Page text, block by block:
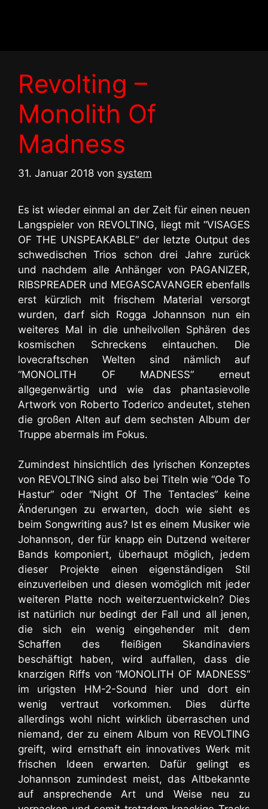
Revolting –
Monolith Of
Madness
31. Januar 2018 von system
Es ist wieder einmal an der Zeit für einen neuen
Langspieler von REVOLTING, liegt mit “VISAGES
OF THE UNSPEAKABLE“ der letzte Output des
schwedischen Trios schon drei Jahre zurück
und nachdem alle Anhänger von PAGANIZER,
RIBSPREADER und MEGASCAVANGER ebenfalls
erst kürzlich mit frischem Material versorgt
wurden, darf sich Rogga Johannson nun ein
weiteres Mal in die unheilvollen Sphären des
kosmischen Schreckens eintauchen. Die
lovecraftschen Welten sind nämlich auf
“MONOLITH OF MADNESS“ erneut
allgegenwärtig und wie das phantasievolle
Artwork von Roberto Toderico andeutet, stehen
die großen Alten auf dem sechsten Album der
Truppe abermals im Fokus.
Zumindest hinsichtlich des lyrischen Konzeptes
von REVOLTING sind also bei Titeln wie “Ode To
Hastur“ oder “Night Of The Tentacles“ keine
Änderungen zu erwarten, doch wie sieht es
beim Songwriting aus? Ist es einem Musiker wie
Johannson, der für knapp ein Dutzend weiterer
Bands komponiert, überhaupt möglich, jedem
dieser Projekte einen eigenständigen Stil
einzuverleiben und diesen womöglich mit jeder
weiteren Platte noch weiterzuentwickeln? Dies
ist natürlich nur bedingt der Fall und all jenen,
die sich ein wenig eingehender mit dem
Schaffen des fleißigen Skandinaviers
beschäftigt haben, wird auffallen, dass die
knarzigen Riffs von “MONOLITH OF MADNESS“
im urigsten HM-2-Sound hier und dort ein
wenig vertraut vorkommen. Dies dürfte
allerdings wohl nicht wirklich überraschen und
niemand, der zu einem Album von REVOLTING
greift, wird ernsthaft ein innovatives Werk mit
frischen Ideen erwarten. Dafür gelingt es
Johannson zumindest meist, das Altbekannte
auf ansprechende Art und Weise neu zu